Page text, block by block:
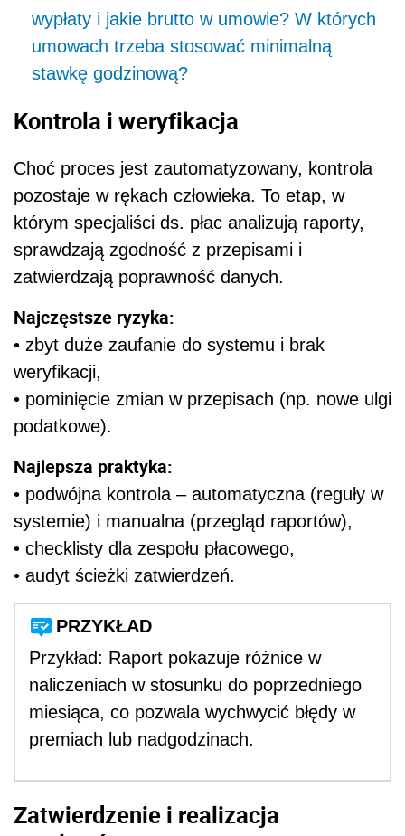
wypłaty i jakie brutto w umowie? W których
umowach trzeba stosować minimalną
stawkę godzinową?
Kontrola i weryfikacja
Choć proces jest zautomatyzowany, kontrola
pozostaje w rękach człowieka. To etap, w
którym specjaliści ds. płac analizują raporty,
sprawdzają zgodność z przepisami i
zatwierdzają poprawność danych.
Najczęstsze ryzyka:
• zbyt duże zaufanie do systemu i brak
weryfikacji,
• pominięcie zmian w przepisach (np. nowe ulgi
podatkowe).
Najlepsza praktyka:
• podwójna kontrola – automatyczna (reguły w
systemie) i manualna (przegląd raportów),
• checklisty dla zespołu płacowego,
• audyt ścieżki zatwierdzeń.
PRZYKŁAD
Przykład: Raport pokazuje różnice w
naliczeniach w stosunku do poprzedniego
miesiąca, co pozwala wychwycić błędy w
premiach lub nadgodzinach.
Zatwierdzenie i realizacja